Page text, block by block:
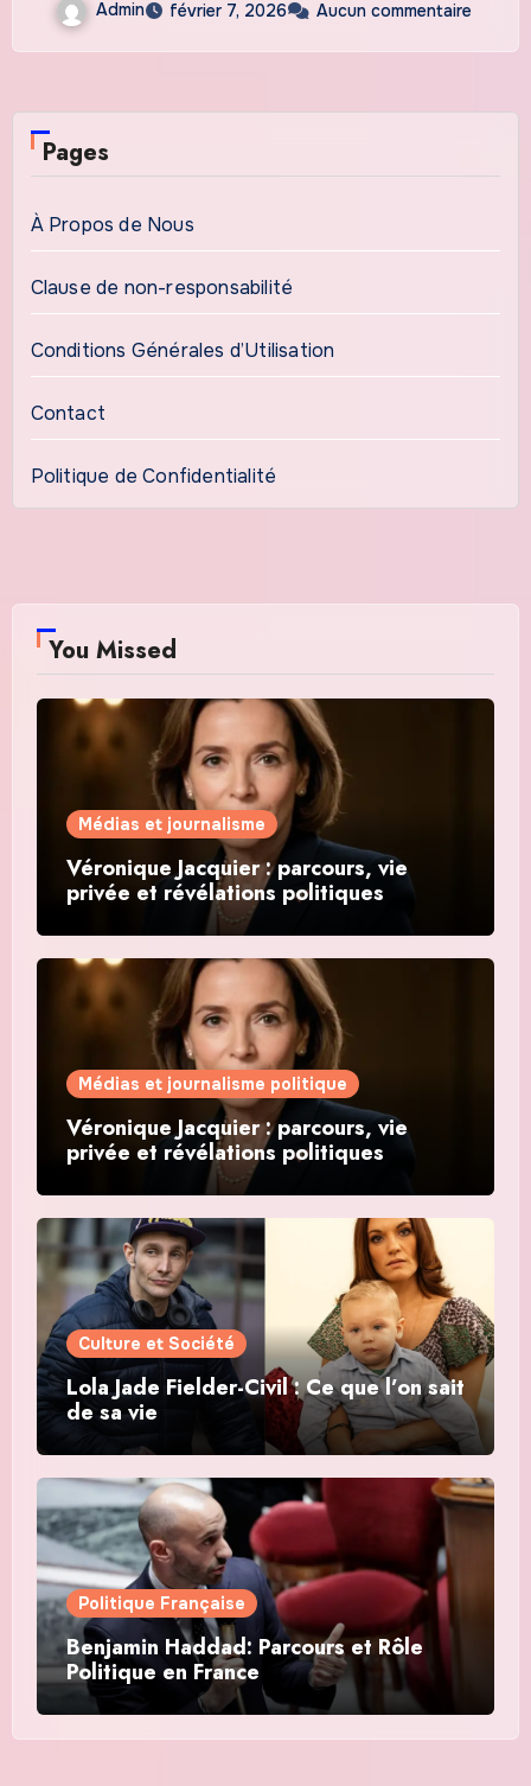
Admin février 7, 2026 Aucun commentaire
Pages
À Propos de Nous
Clause de non-responsabilité
Conditions Générales d’Utilisation
Contact
Politique de Confidentialité
You Missed
Médias et journalisme
Véronique Jacquier : parcours, vie
privée et révélations politiques
Médias et journalisme politique
Véronique Jacquier : parcours, vie
privée et révélations politiques
Culture et Société
Lola Jade Fielder-Civil : Ce que l’on sait
de sa vie
Politique Française
Benjamin Haddad: Parcours et Rôle
Politique en France